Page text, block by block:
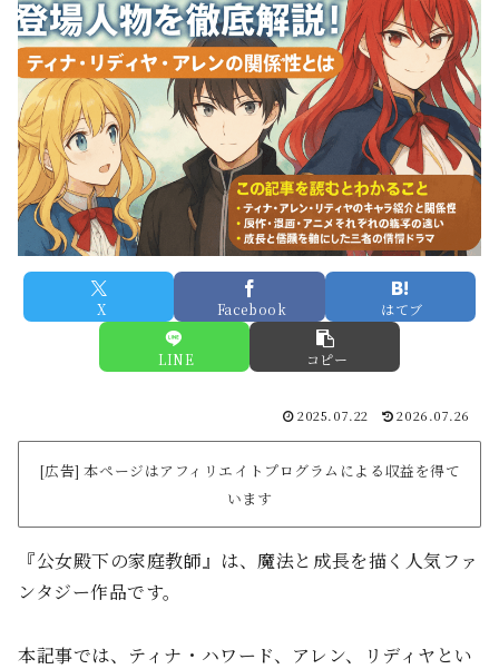
X Facebook はてブ
LINE コピー
2025.07.22 2026.07.26
[広告] 本ページはアフィリエイトプログラムによる収益を得て
います
『公女殿下の家庭教師』は、魔法と成長を描く人気ファ
ンタジー作品です。
本記事では、ティナ・ハワード、アレン、リディヤとい